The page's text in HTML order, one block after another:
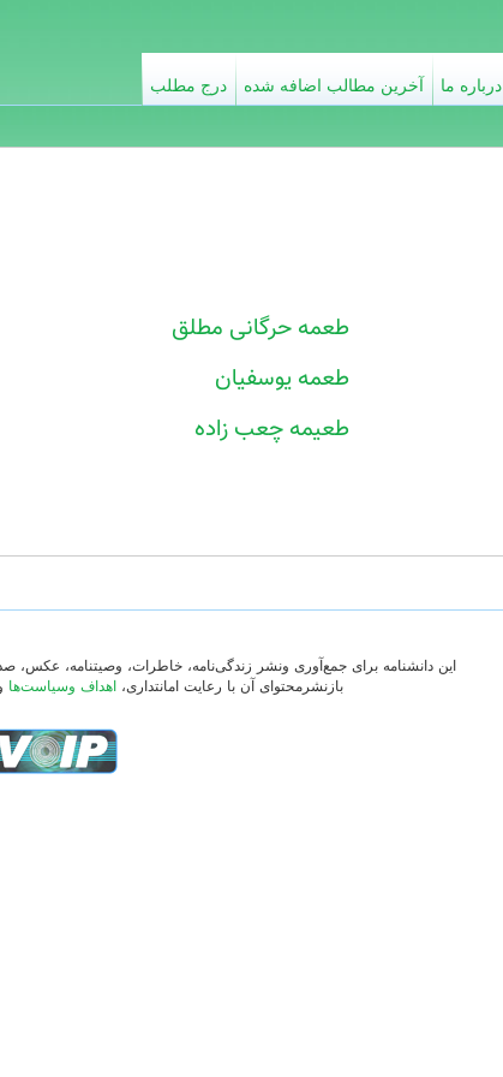
طعمه حرگانی مطلق
طعمه یوسفیان
طعیمه چعب زاده
درج مطلب آخرین مطالب اضافه شده درباره ما
این دانشنامه برای جمع‌آوری ونشر زندگی‌نامه، خاطرات، وصیتنامه، عکس،
بازنشرمحتوای آن با رعایت امانتداری، اهداف وسیاست‌ها